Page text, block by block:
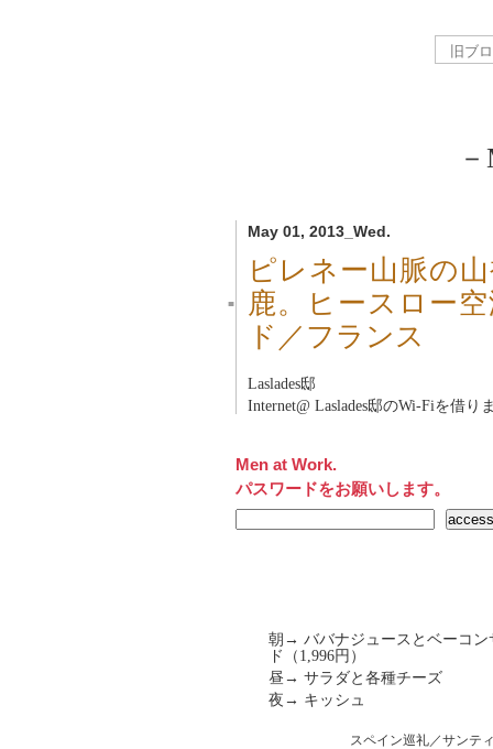
May 01, 2013_Wed.
■
ピレネー山脈の
鹿。ヒースロー
ド／フランス
Laslades邸
Internet@ Laslades邸のWi-Fiを借り
Men at Work.
パスワードをお願いします。
朝→ ババナジュースとベーコン
ド（1,996円）
昼→ サラダと各種チーズ
夜→ キッシュ
スペイン巡礼／サンテ